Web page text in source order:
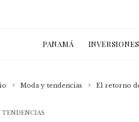
PANAMÁ
Moda y tendencias El retorno
TENDENCIAS